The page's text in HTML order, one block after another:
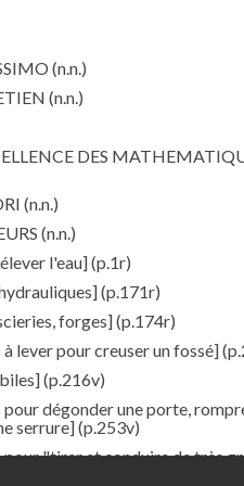
(n.n.)
(n.n.)
DES
(n.n.)
(n.n.)
l'eau](p.1r)
(p.171r)
forges](p.174r)
lever pour creuser un fossé]
(p.216v)
dégonder une porte,
serrure](p.253v)
"tirer et conduire de très